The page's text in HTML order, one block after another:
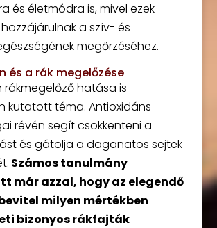
és életmódra is, mivel ezek
a szív- és
megőrzéséhez.
és a rák megelőzése
rákmegelőző hatása is
kutatott téma. Antioxidáns
révén segít csökkenteni a
és gátolja a daganatos sejtek
Számos tanulmány
már azzal, hogy az elegendő
milyen mértékben
bizonyos rákfajták